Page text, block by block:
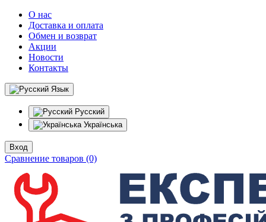
О нас
Доставка и оплата
Обмен и возврат
Акции
Новости
Контакты
Язык
Русский
Українська
Вход
Сравнение товаров (0)